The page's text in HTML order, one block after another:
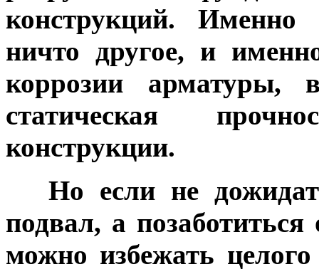
конструкций.
ничто другое, и
коррозии арматуры,
статическая
конструкции.
Но если не
подвал, а позаботиться
можно избежать